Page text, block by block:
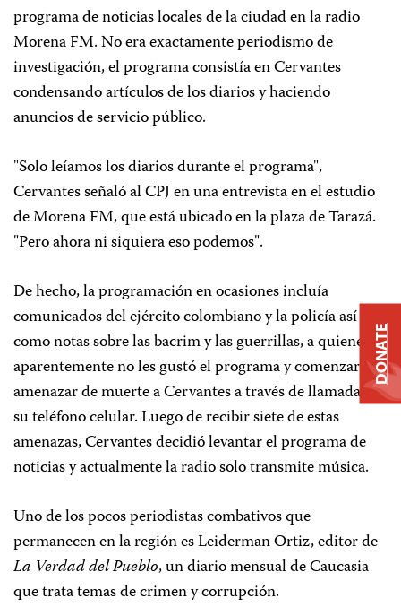
programa de noticias locales de la ciudad en la radio
Morena FM. No era exactamente periodismo de
investigación, el programa consistía en Cervantes
condensando artículos de los diarios y haciendo
anuncios de servicio público.
"Solo leíamos los diarios durante el programa",
Cervantes señaló al CPJ en una entrevista en el estudio
de Morena FM, que está ubicado en la plaza de Tarazá.
"Pero ahora ni siquiera eso podemos".
De hecho, la programación en ocasiones incluía
comunicados del ejército colombiano y la policía así
como notas sobre las bacrim y las guerrillas, a quienes
aparentemente no les gustó el programa y comenzaron a
amenazar de muerte a Cervantes a través de llamadas a
su teléfono celular. Luego de recibir siete de estas
amenazas, Cervantes decidió levantar el programa de
noticias y actualmente la radio solo transmite música.
Uno de los pocos periodistas combativos que
permanecen en la región es Leiderman Ortiz, editor de
La Verdad del Pueblo, un diario mensual de Caucasia
que trata temas de crimen y corrupción.
DONATE